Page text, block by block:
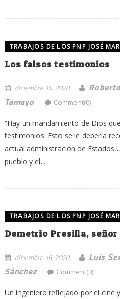
TRABAJOS DE LOS PNP JOSÉ
Los falsos testimonios
diciembre 16, 2020
Tamayo
Comment(0)
“Hay un mandamiento de Dios
testimonios. Esto se le debería
actual administración de Estados
pueblo y el...
TRABAJOS DE LOS PNP JOSÉ
Demetrio Presilla,
diciembre 16, 2020
Luis
Sánchez
Comment(0)
Un ingeniero reflejado por el cine